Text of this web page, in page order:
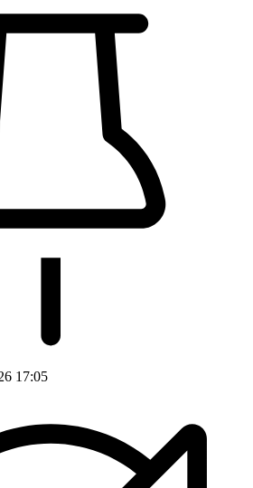
17:05